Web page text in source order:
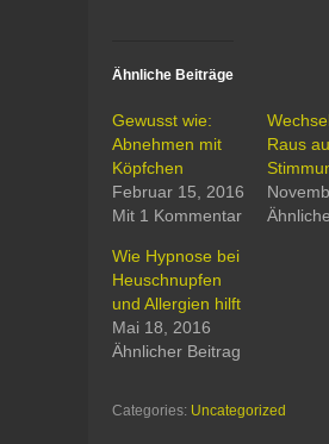
u
m
e
r
T
w
i
t
t
r
z
u
t
e
i
l
e
W
i
u
m
F
e
b
o
k
z
u
t
e
l
e
W
i
Ähnliche Beiträge
Gewusst wie:
Abnehmen mit
Köpfchen
Februar 15, 2016
Mit 1 Kommentar
Raus
Wie Hypnose bei
Heuschnupfen
und Allergien hilft
Mai 18, 2016
Ähnlicher Beitrag
Categories: Uncategorized